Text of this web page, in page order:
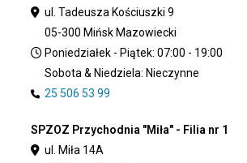
ul. Tadeusza Kościuszki 9
05-300 Mińsk Mazowiecki
Poniedziałek - Piątek: 07:00 - 19:00
Sobota & Niedziela: Nieczynne
25 506 53 99
SPZOZ Przychodnia "Miła" - Filia nr 1
ul. Miła 14A